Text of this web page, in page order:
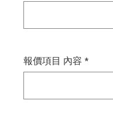
報價項目 內容 *